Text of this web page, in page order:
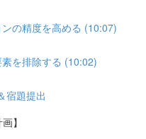
の精度を高める (10:07)
を排除する (10:02)
宿題提出
】